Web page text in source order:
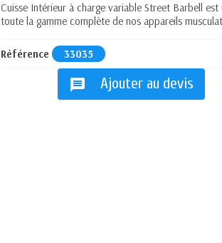
Cuisse Intérieur à charge variable Street Barbell
toute la gamme complète de nos appareils
Référence 33035
message Ajouter au devis